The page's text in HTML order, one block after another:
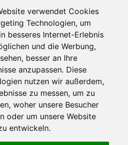
verwendet Cookies
Technologien, um
besseres Internet-Erlebnis
und die Werbung,
besser an Ihre
anzupassen. Diese
nutzen wir außerdem,
zu messen, um zu
woher unsere Besucher
oder um unsere Website
entwickeln.
Twitter
YouTube
Google+
© Copyright 2026